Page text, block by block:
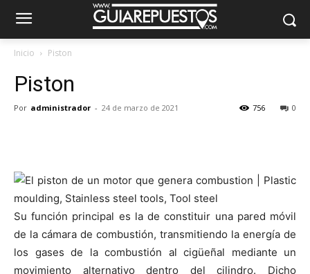
Inicio Piston
Piston
Por administrador - 24 de marzo de 2021 0
756
Su función principal es la de constituir una pared móvil
de la cámara de combustión, transmitiendo la energía de
los gases de la combustión al cigüeñal mediante un
movimiento alternativo dentro del cilindro. Dicho